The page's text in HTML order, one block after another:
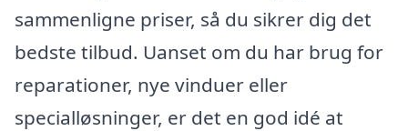
sammenligne priser, så du sikrer dig det
bedste tilbud. Uanset om du har brug for
reparationer, nye vinduer eller
specialløsninger, er det en god idé at